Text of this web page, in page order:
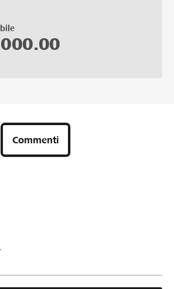
Commenti